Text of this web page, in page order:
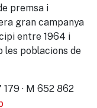
premsa i
gran campanya
entre 1964 i
les poblacions de
· M 652 862